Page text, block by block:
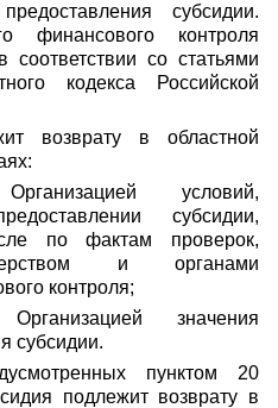
субсидии.
финансового контроля
со статьями
кодекса Российской
возврату в областной
условий,
субсидии,
по фактам проверок,
и органами
контроля;
значения
субсидии.
пунктом 20
подлежит возврату в